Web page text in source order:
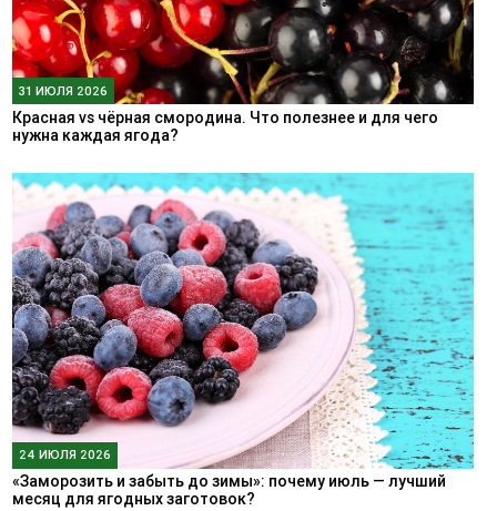
31 ИЮЛЯ 2026
Красная vs чёрная смородина. Что полезнее и для чего
нужна каждая ягода?
24 ИЮЛЯ 2026
«Заморозить и забыть до зимы»: почему июль — лучший
месяц для ягодных заготовок?